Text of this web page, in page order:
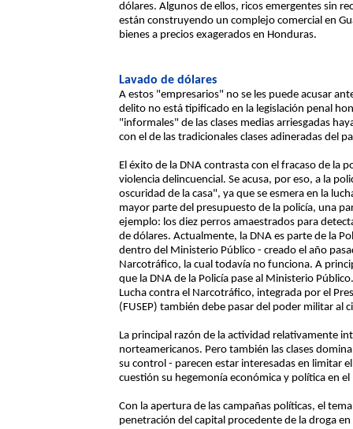
dólares. Algunos de ellos, ricos emergentes sin
están construyendo un complejo comercial en
bienes a precios exagerados en Honduras.
Lavado de dólares
A estos "empresarios" no se les puede acusar
delito no está tipificado en la legislación penal
"informales" de las clases medias arriesgadas
con el de las tradicionales clases adineradas del
El éxito de la DNA contrasta con el fracaso de la
violencia delincuencial. Se acusa, por eso, a la
oscuridad de la casa", ya que se esmera en la
mayor parte del presupuesto de la policía, una
ejemplo: los diez perros amaestrados para
de dólares. Actualmente, la DNA es parte de la
dentro del Ministerio Público - creado el año
Narcotráfico, la cual todavía no funciona. A
que la DNA de la Policía pase al Ministerio
Lucha contra el Narcotráfico, integrada por el
(FUSEP) también debe pasar del poder militar al
La principal razón de la actividad relativamente
norteamericanos. Pero también las clases
su control - parecen estar interesadas en limitar
cuestión su hegemonía económica y política en el
Con la apertura de las campañas políticas, el
penetración del capital procedente de la droga